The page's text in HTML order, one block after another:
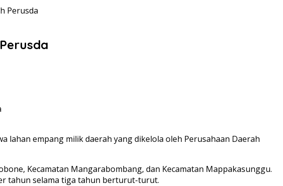
Perusda
empang milik daerah yang dikelola oleh Perusahaan Daerah
Kecamatan Mangarabombang, dan Kecamatan Mappakasunggu.
tahun selama tiga tahun berturut-turut.